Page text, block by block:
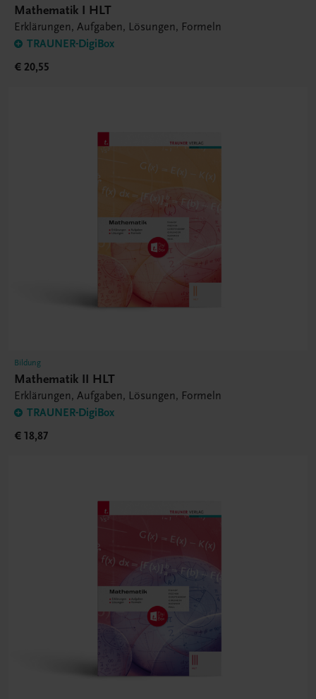
Mathematik I HLT
Erklärungen, Aufgaben, Lösungen, Formeln
TRAUNER-DigiBox
€ 20,55
Bildung
Mathematik II HLT
Erklärungen, Aufgaben, Lösungen, Formeln
TRAUNER-DigiBox
€ 18,87